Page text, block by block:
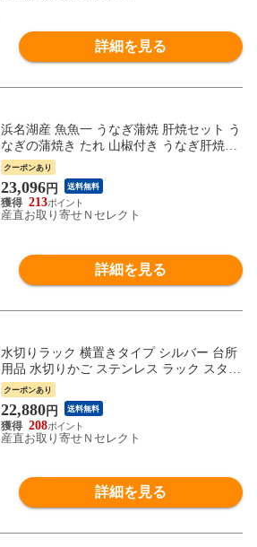
詳細を見る
浜名湖産 魚魚一 うなぎ蒲焼 肝焼セット う
なぎの蒲焼き たれ 山椒付き うなぎ肝焼き
鰻 国産 お取り寄せ 静岡 ウナギ 冷凍 浜松
市 とといち 真空パック【北海道・沖縄
県・離島 配送不可】
クーポンあり
23,096円 送料無料
213
産直お取り寄せＮセレクト
詳細を見る
水切りラック 横置きタイプ シルバー 台所
用品 水切りかご ステンレス ラック スタン
ド 収納 新潟県 三条 hanauta ハナウタ 水切
りバスケット【沖縄県・離島 配送不可】
クーポンあり
22,880円 送料無料
208
産直お取り寄せＮセレクト
詳細を見る